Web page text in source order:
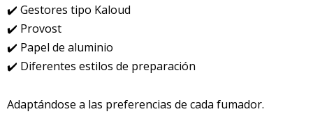
✔️ Gestores tipo Kaloud
✔️ Provost
✔️ Papel de aluminio
✔️ Diferentes estilos de preparación
Adaptándose a las preferencias de cada fumador.